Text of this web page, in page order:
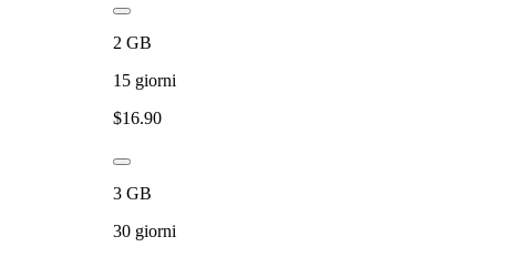
2 GB
15 giorni
$16.90
3 GB
30 giorni